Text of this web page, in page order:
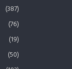
(387)
(76)
(19)
(50)